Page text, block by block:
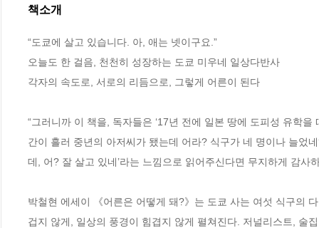
책소개
“도쿄에 살고 있습니다. 아, 애는 넷이구요.”
오늘도 한 걸음, 천천히 성장하는 도쿄 미우네 일상다반사
각자의 속도로, 서로의 리듬으로, 그렇게 어른이 된다
“그러니까 이 책을, 독자들은 ‘17년 전에 일본 땅에 도피성 유학
간이 흘러 중년의 아저씨가 됐는데 어라? 식구가 네 명이나 늘었
데, 어? 잘 살고 있네’라는 느낌으로 읽어주신다면 무지하게 감사
박철현 에세이 《어른은 어떻게 돼?》는 도쿄 사는 여섯 식구의
겁지 않게, 일상의 풍경이 힘겹지 않게 펼쳐진다. 저널리스트, 술